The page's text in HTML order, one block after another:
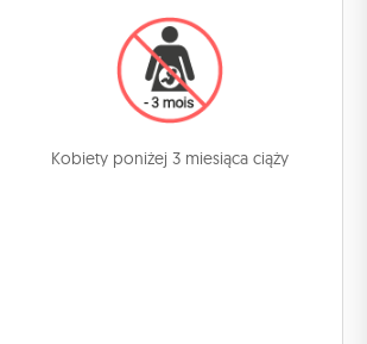
Kobiety poniżej 3 miesiąca ciąży